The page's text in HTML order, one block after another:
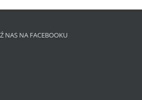
NAS NA FACEBOOKU